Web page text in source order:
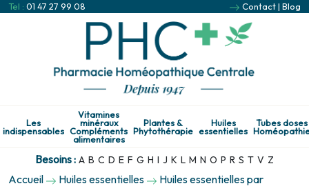
Tel : 01 47 27 99 08 Contact| Blog
Les
indispensables
Vitamines
minéraux
Compléments
alimentaires
Plantes &
Phytothérapie
Huiles
essentielles
Tubes doses
Besoins : A B C D E F G H I J K L M N O P R S T V Z
Accueil Huiles essentielles
Huiles essentielles par